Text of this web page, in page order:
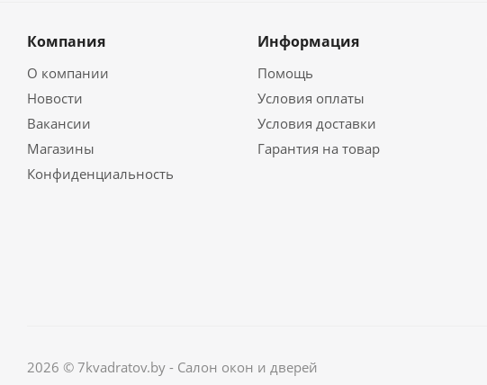
Компания
О компании
Новости
Вакансии
Магазины
Конфиденциальность
Информация
Помощь
Условия оплаты
Условия доставки
Гарантия на товар
2026 © 7kvadratov.by - Салон окон и дверей